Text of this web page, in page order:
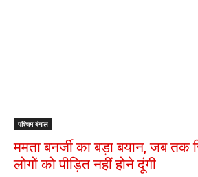
पश्चिम बंगाल
ममता बनर्जी का बड़ा बयान, जब तक
लोगों को पीड़ित नहीं होने दूंगी